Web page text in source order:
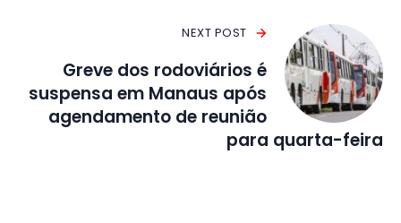
NEXT POST
Greve dos rodoviários é
suspensa em Manaus após
agendamento de reunião
para quarta-feira